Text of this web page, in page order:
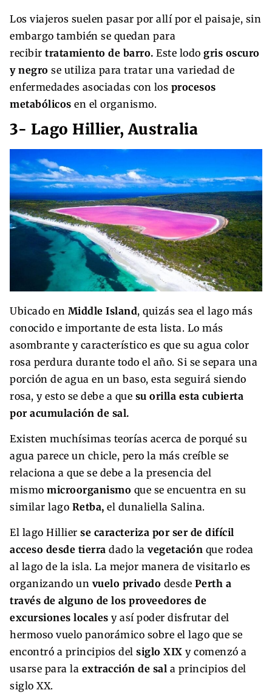
Los viajeros suelen pasar por allí por el paisaje, sin
embargo también se quedan para
recibir tratamiento de barro. Este lodo gris oscuro
y negro se utiliza para tratar una variedad de
enfermedades asociadas con los procesos
metabólicos en el organismo.
3- Lago Hillier, Australia
Ubicado en Middle Island, quizás sea el lago más
conocido e importante de esta lista. Lo más
asombrante y característico es que su agua color
rosa perdura durante todo el año. Si se separa una
porción de agua en un baso, esta seguirá siendo
rosa, y esto se debe a que su orilla esta cubierta
por acumulación de sal.
Existen muchísimas teorías acerca de porqué su
agua parece un chicle, pero la más creíble se
relaciona a que se debe a la presencia del
mismo microorganismo que se encuentra en su
similar lago Retba, el dunaliella Salina.
El lago Hillier se caracteriza por ser de difícil
acceso desde tierra dado la vegetación que rodea
al lago de la isla. La mejor manera de visitarlo es
organizando un vuelo privado desde Perth a
través de alguno de los proveedores de
excursiones locales y así poder disfrutar del
hermoso vuelo panorámico sobre el lago que se
encontró a principios del siglo XIX y comenzó a
usarse para la extracción de sal a principios del
siglo XX.